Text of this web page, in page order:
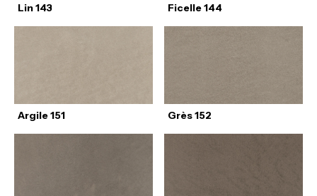
Lin 143 Ficelle 144
Argile 151 Grès 152